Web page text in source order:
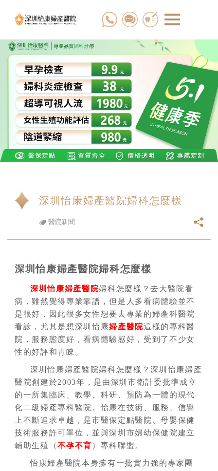
深圳怡康婦產醫院婦科怎麼樣
醫院新聞
深圳怡康婦產醫院婦科怎麼樣
深圳怡康婦產醫院婦科怎麼樣？去大醫院看
病，雖然覺得專業靠譜，但是人多看病體驗並不
是很好，因此很多女性想要去專業的婦產科醫院
看診，尤其是想深圳怡康婦產醫院這樣的專科醫
院，服務態度好，看病體驗感好，受到了不少女
性的好評和青睞。
深圳怡康婦產醫院婦科怎麼樣？深圳怡康婦產
醫院創建於2003年，是由深圳市衛計委批準成立
的一所集臨床、教學、科研、預防為一體的現代
化二級婦產專科醫院。怡康在技術、服務、信譽
上不斷追求卓越，是市醫保定點醫院、母嬰保健
技術服務許可單位，並與深圳市婦幼保健院建立
輔助生殖（不孕不育 ）專科聯盟。
怡康婦產醫院本身擁有一批實力強的專家團